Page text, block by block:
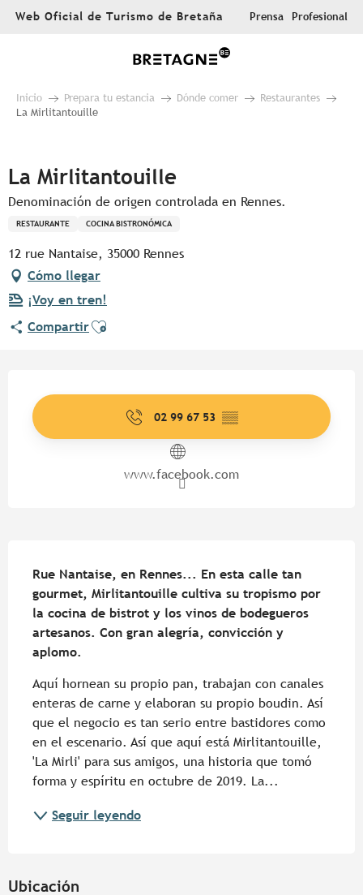
AllerWeb Oficial de Turismo de Bretaña Prensa Profesional
Inicio Prepara tu estancia Dónde comer
Restaurantes
La Mirlitantouille
La Mirlitantouille
Denominación de origen controlada en Rennes.
RESTAURANTE COCINA BISTRONÓMICA
12 rue Nantaise, 35000 Rennes
Cómo llegar
¡Voy en tren!
CompartirAjouter aux favoris
02 99 67 53 ▒▒
www.facebook.com
Rue Nantaise, en Rennes... En esta calle tan
gourmet, Mirlitantouille cultiva su tropismo por
la cocina de bistrot y los vinos de bodegueros
artesanos. Con gran alegría, convicción y
aplomo.
Aquí hornean su propio pan, trabajan con canales
enteras de carne y elaboran su propio boudin. Así
que el negocio es tan serio entre bastidores como
en el escenario. Así que aquí está Mirlitantouille,
'La Mirli' para sus amigos, una historia que tomó
forma y espíritu en octubre de 2019. La...
Seguir leyendo
Ubicación